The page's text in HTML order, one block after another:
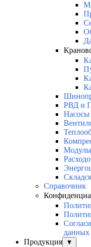
РВД и
Насосы
Справочник
данных
Продукция
▼